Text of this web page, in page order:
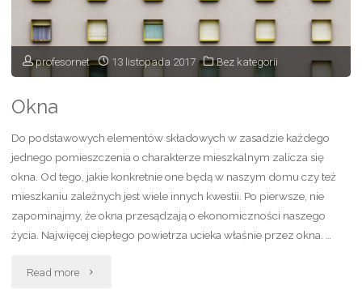
profesornet 13 listopada 2017 Bez kategorii
Okna
Do podstawowych elementów składowych w zasadzie każdego
jednego pomieszczenia o charakterze mieszkalnym zalicza się
okna. Od tego, jakie konkretnie one będą w naszym domu czy też
mieszkaniu zależnych jest wiele innych kwestii. Po pierwsze, nie
zapominajmy, że okna przesądzają o ekonomiczności naszego
życia. Najwięcej ciepłego powietrza ucieka właśnie przez okna. …
Read more "Okna"